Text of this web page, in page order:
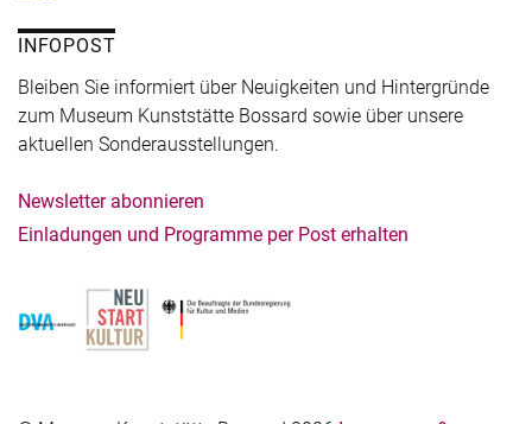
INFOPOST
Bleiben Sie informiert über Neuigkeiten und Hintergründe
zum Museum Kunststätte Bossard sowie über unsere
aktuellen Sonderausstellungen.
Newsletter abonnieren
Einladungen und Programme per Post erhalten